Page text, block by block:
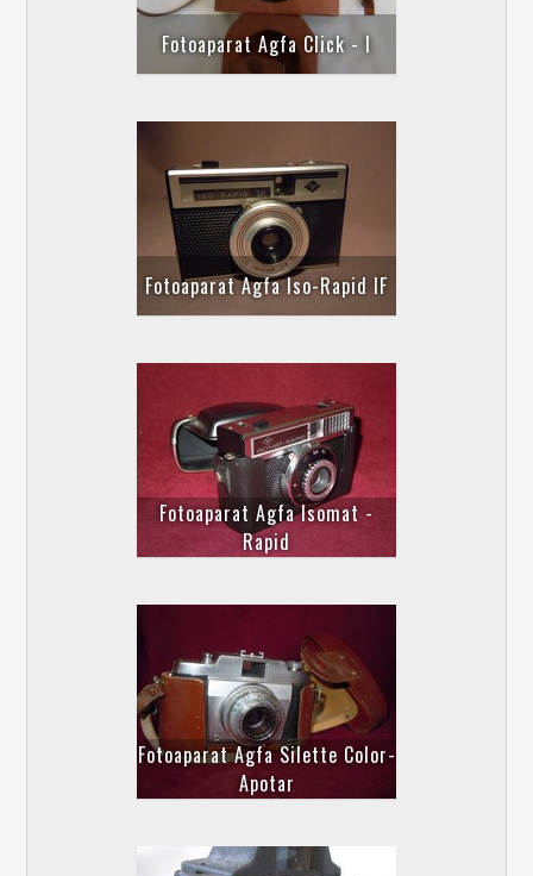
Fotoaparat Agfa Click - I
Fotoaparat Agfa Iso-Rapid IF
Fotoaparat Agfa Isomat -
Rapid
Fotoaparat Agfa Silette Color-
Apotar